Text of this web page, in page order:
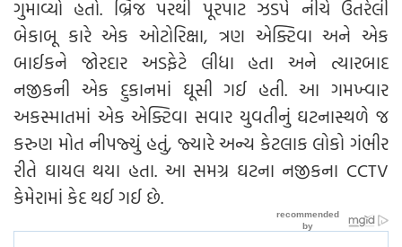
ગુમાવ્યો હતો. બ્રિજ પરથી પૂરપાટ ઝડપે નીચે ઉતરેલી
બેકાબૂ કારે એક ઓટોરિક્ષા, ત્રણ એક્ટિવા અને એક
બાઈકને જોરદાર અડફેટે લીધા હતા અને ત્યારબાદ
નજીકની એક દુકાનમાં ઘૂસી ગઈ હતી. આ ગમખ્વાર
અકસ્માતમાં એક એક્ટિવા સવાર યુવતીનું ઘટનાસ્થળે જ
કરુણ મોત નીપજ્યું હતું, જ્યારે અન્ય કેટલાક લોકો ગંભીર
રીતે ઘાયલ થયા હતા. આ સમગ્ર ઘટના નજીકના CCTV
કેમેરામાં કેદ થઈ ગઈ છે.